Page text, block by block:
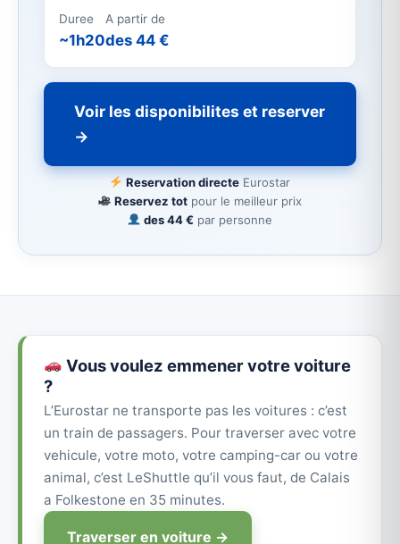
Duree
~1h20
A partir de
des 44 €
Voir les disponibilites et reserver
→
Reservation directe Eurostar
Reservez tot pour le meilleur prix
des 44 € par personne
Vous voulez emmener votre voiture
?
L’Eurostar ne transporte pas les voitures : c’est
un train de passagers. Pour traverser avec votre
vehicule, votre moto, votre camping-car ou votre
animal, c’est LeShuttle qu’il vous faut, de Calais
a Folkestone en 35 minutes.
Traverser en voiture →